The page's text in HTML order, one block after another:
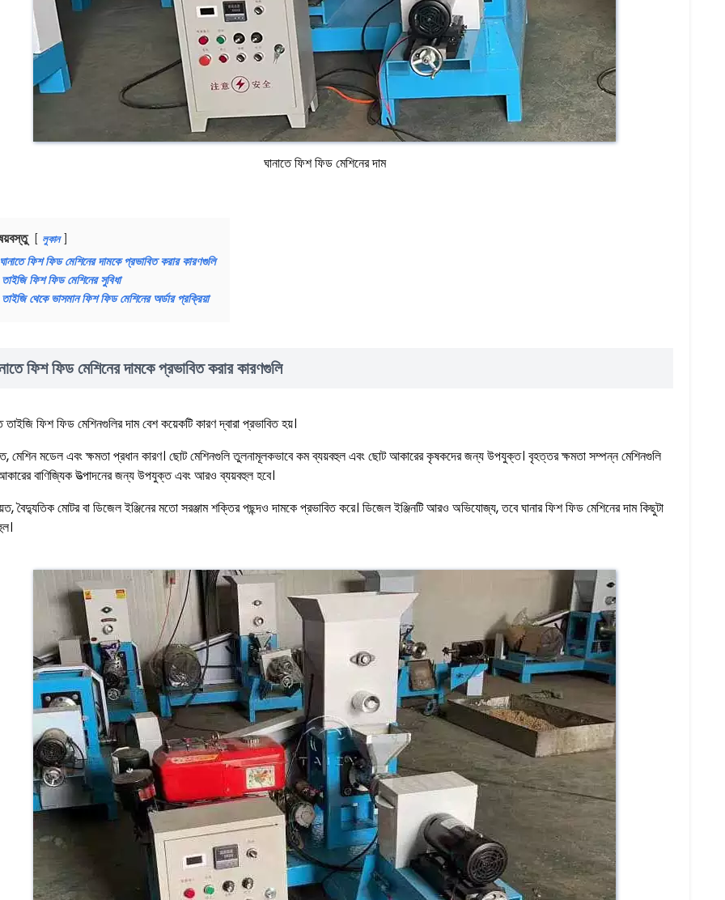
ঘানাতে ফিশ ফিড মেশিনের দাম
লুকান
ঘানাতে ফিশ ফিড মেশিনের দামকে প্রভাবিত করার কারণগুলি
তাইজি ফিশ ফিড মেশিনের সুবিধা
তাইজি থেকে ভাসমান ফিশ ফিড মেশিনের অর্ডার প্রক্রিয়া
ফিশ ফিড মেশিনের দামকে প্রভাবিত করার কারণগুলি
তাইজি ফিশ ফিড মেশিনগুলির দাম বেশ কয়েকটি কারণ দ্বারা প্রভাবিত হয়।
মেশিন মডেল এবং ক্ষমতা প্রধান কারণ। ছোট মেশিনগুলি তুলনামূলকভাবে কম ব্যয়বহুল এবং ছোট আকারের কৃষকদের জন্য উপযুক্ত। বৃহত্তর ক্ষমতা সম্পন্ন মেশিনগুলি
বাণিজ্যিক উত্পাদনের জন্য উপযুক্ত এবং আরও ব্যয়বহুল হবে।
বৈদ্যুতিক মোটর বা ডিজেল ইঞ্জিনের মতো সরঞ্জাম শক্তির পছন্দও দামকে প্রভাবিত করে। ডিজেল ইঞ্জিনটি আরও অভিযোজ্য, তবে ঘানার ফিশ ফিড মেশিনের দাম কিছুটা